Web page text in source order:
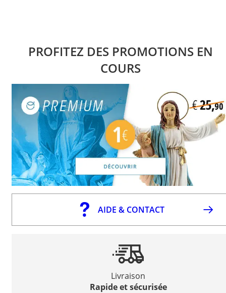
PROFITEZ DES PROMOTIONS EN
COURS
AIDE & CONTACT
Livraison
Rapide et sécurisée